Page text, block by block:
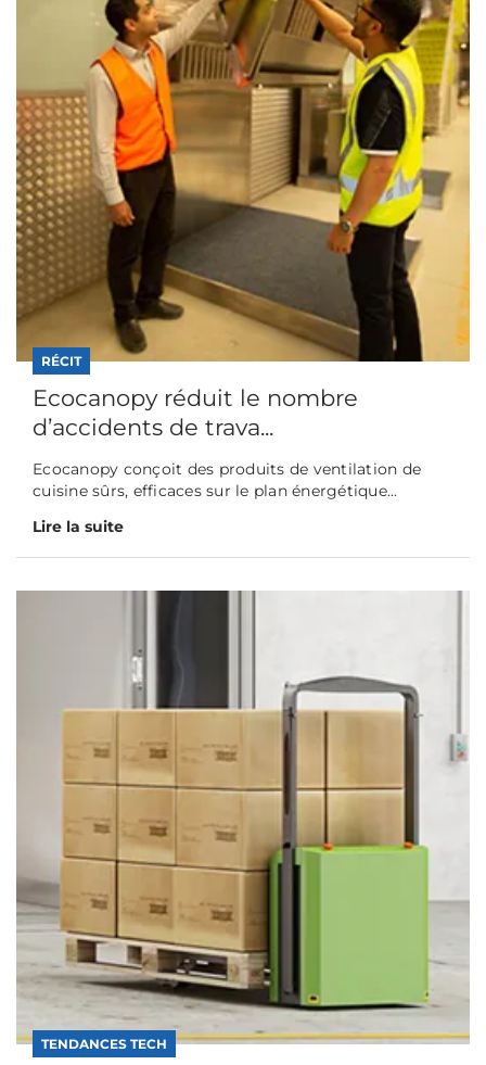
RÉCIT
Ecocanopy réduit le nombre
d’accidents de trava...
Ecocanopy conçoit des produits de ventilation de
cuisine sûrs, efficaces sur le plan énergétique...
Lire la suite
TENDANCES TECH